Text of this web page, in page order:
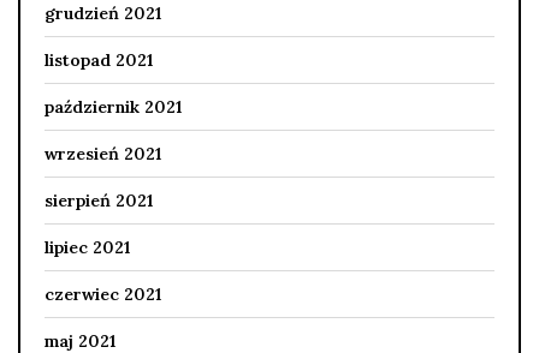
grudzień 2021
listopad 2021
październik 2021
wrzesień 2021
sierpień 2021
lipiec 2021
czerwiec 2021
maj 2021